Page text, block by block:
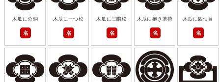
木瓜に分銅
名
木瓜に一つ松
名
木瓜に三階松
名
木瓜に抱き茗荷
名
木瓜に四つ目
名